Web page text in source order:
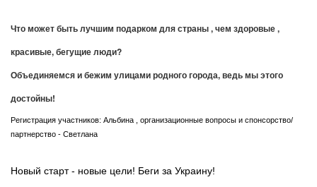
Что может быть лучшим подарком для страны , чем здоровые ,
красивые, бегущие люди?
Объединяемся и бежим улицами родного города, ведь мы этого
достойны!
Регистрация участников: Альбина , организационные вопросы и спонсорство/
партнерство - Светлана
Новый старт - новые цели! Беги за Украину!